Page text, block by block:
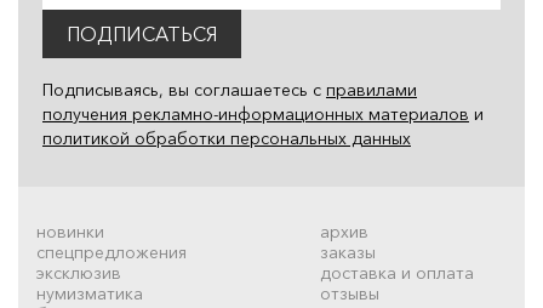
ПОДПИСАТЬСЯ
Подписываясь, вы соглашаетесь с правилами
получения рекламно-информационных материалов и
политикой обработки персональных данных
новинки
спецпредложения
эксклюзив
нумизматика
архив
заказы
доставка и оплата
отзывы